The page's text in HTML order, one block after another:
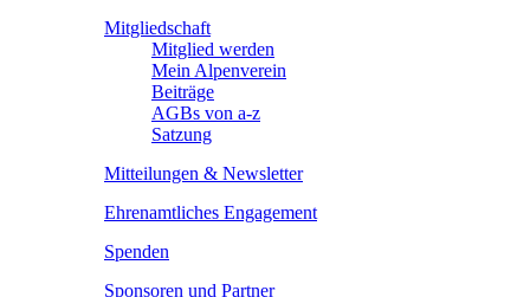
Mitgliedschaft
Mitglied werden
Mein Alpenverein
Beiträge
AGBs von a-z
Satzung
Mitteilungen & Newsletter
Ehrenamtliches Engagement
Spenden
Sponsoren und Partner